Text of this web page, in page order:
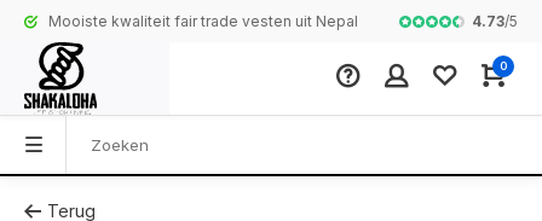
Mooiste kwaliteit fair trade vesten uit Nepal Complete
4.73/5
0
Terug